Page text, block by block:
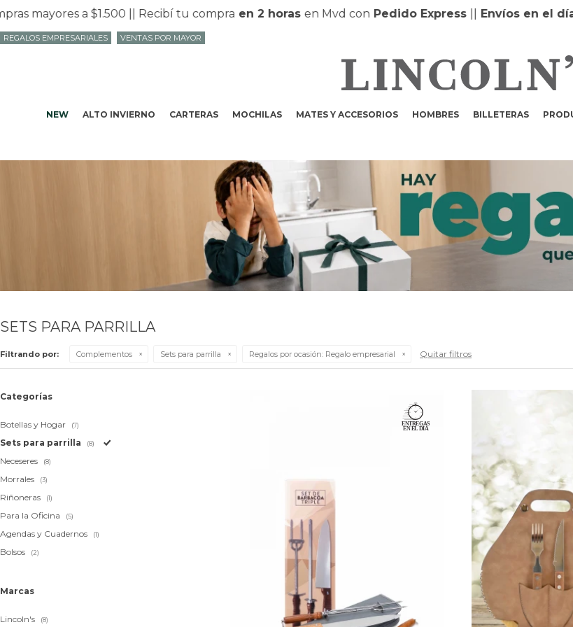
mayores a $1.500 || Recibí tu compraen 2 horasen Mvd conPedido Express||Envíos en el día
NEW ALTO INVIERNO CARTERAS MOCHILAS MATES Y ACCESORIOS HOMBRES BILLETERAS
REGALOS EMPRESARIALES VENTAS POR MAYOR
SETS PARA PARRILLA
Filtrando por: Complementos Sets para parrilla Regalos por ocasión: Regalo empresarial Quitar filtros
Categorías
Botellas y Hogar (7)
Sets para parrilla (8)
Neceseres (8)
Morrales (3)
Riñoneras (1)
Para la Oficina (5)
Agendas y Cuadernos (1)
Bolsos (2)
Marcas
Lincoln's (8)